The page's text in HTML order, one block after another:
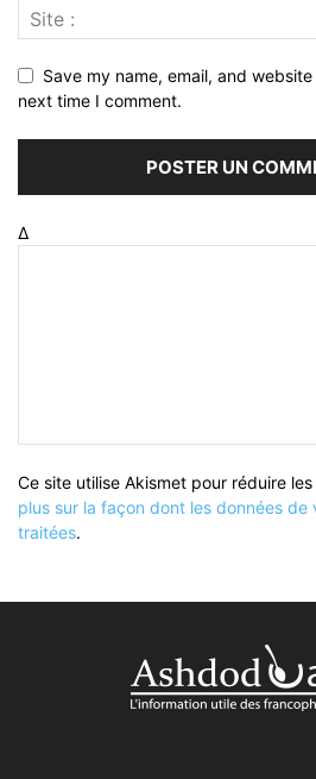
Save my name, email, and
next time I comment.
Δ
Ce site utilise Akismet pour réduire
plus sur la façon dont les données de
traitées.